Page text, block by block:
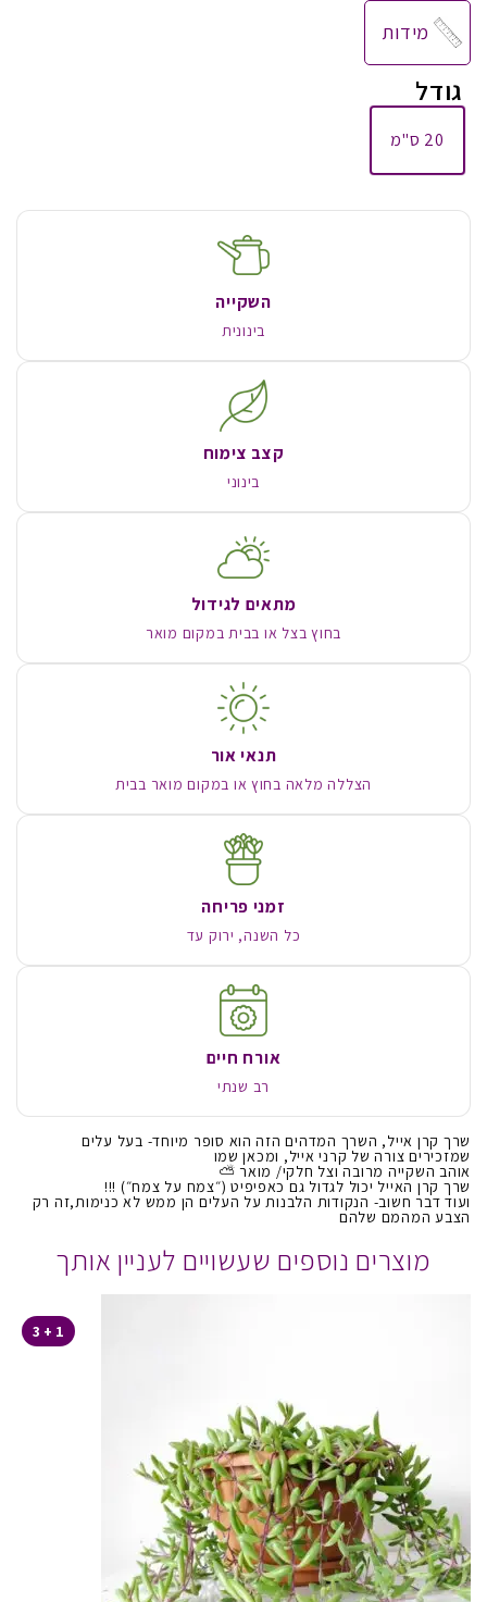
גודל
20 ס"מ
מידות
השקייה
בינונית
קצב צימוח
בינוני
מתאים לגידול
בחוץ בצל או בבית במקום מואר
תנאי אור
הצללה מלאה בחוץ או במקום מואר בבית
זמני פריחה
כל השנה, ירוק עד
אורח חיים
רב שנתי
שרך קרן אייל, השרך המדהים הזה הוא סופר מיוחד- בעל עלים
שמזכירים צורה של קרני אייל, ומכאן שמו
אוהב השקייה מרובה וצל חלקי/ מואר ⛅️
שרך קרן האייל יכול לגדול גם כאפיפיט (״צמח על צמח״) !!!
ועוד דבר חשוב- הנקודות הלבנות על העלים הן ממש לא כנימות,זה רק
הצבע המהמם שלהם
מוצרים נוספים שעשויים לעניין אותך
1 + 3